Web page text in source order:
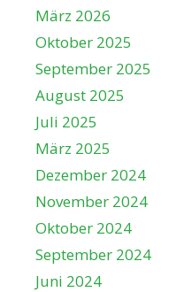
März 2026
Oktober 2025
September 2025
August 2025
Juli 2025
März 2025
Dezember 2024
November 2024
Oktober 2024
September 2024
Juni 2024